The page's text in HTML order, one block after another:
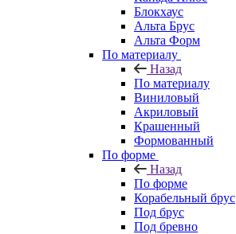
Блокхаус
Альта Брус
Альта Форм
По материалу
Назад
По материалу
Виниловый
Акриловый
Крашенный
Формованный
По форме
Назад
По форме
Корабельный брус
Под брус
Под бревно